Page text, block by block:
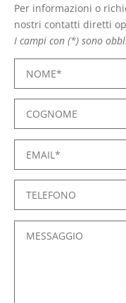
Per informazioni o
nostri contatti diretti
I campi con (*) sono